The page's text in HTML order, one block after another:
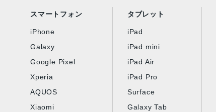
スマートフォン
iPhone
Galaxy
Google Pixel
Xperia
AQUOS
Xiaomi
タブレット
iPad
iPad mini
iPad Air
iPad Pro
Surface
Galaxy Tab